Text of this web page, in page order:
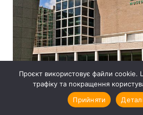
Амстердам)
Проєкт використовує файли cookie.
трафіку та покращення
Прийняти